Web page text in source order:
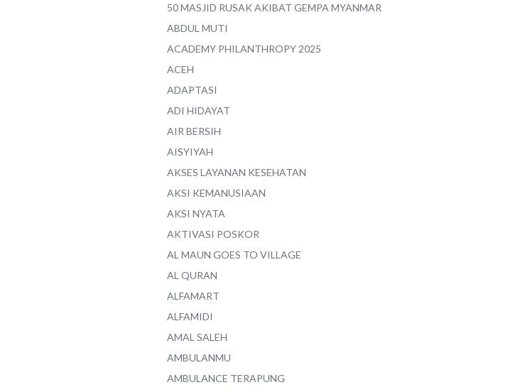
50 MASJID RUSAK AKIBAT GEMPA MYANMAR
ABDUL MUTI
ACADEMY PHILANTHROPY 2025
ACEH
ADAPTASI
ADI HIDAYAT
AIR BERSIH
AISYIYAH
AKSES LAYANAN KESEHATAN
AKSI KEMANUSIAAN
AKSI NYATA
AKTIVASI POSKOR
AL MAUN GOES TO VILLAGE
AL QURAN
ALFAMART
ALFAMIDI
AMAL SALEH
AMBULANMU
AMBULANCE TERAPUNG